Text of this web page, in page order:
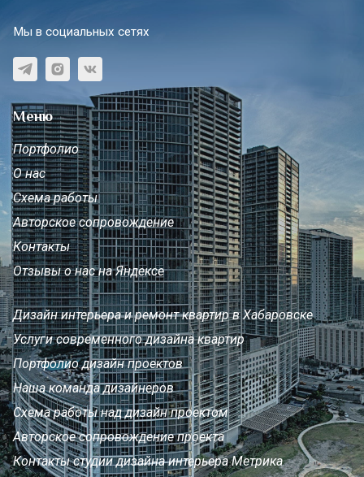
Мы в социальных сетях
Меню
Портфолио
О нас
Схема работы
Авторское сопровождение
Контакты
Отзывы о нас на Яндексе
Дизайн интерьера и ремонт квартир в Хабаровске
Услуги современного дизайна квартир
Портфолио дизайн проектов
Наша команда дизайнеров
Схема работы над дизайн проектом
Авторское сопровождение проекта
Контакты студии дизайна интерьера Метрика